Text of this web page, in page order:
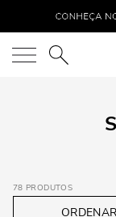
O que você está
78 PRODUTOS